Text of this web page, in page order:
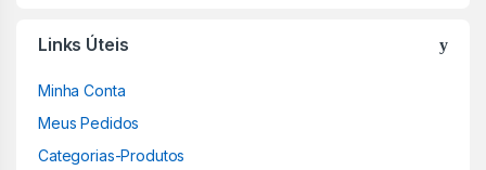
Links Úteis
Minha Conta
Meus Pedidos
Categorias-Produtos